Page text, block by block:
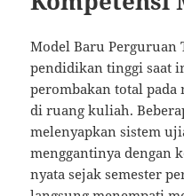
Model Baru Perguruan
pendidikan tinggi saat
perombakan total pada
di ruang kuliah.
melenyapkan sistem
menggantinya dengan
nyata sejak semester